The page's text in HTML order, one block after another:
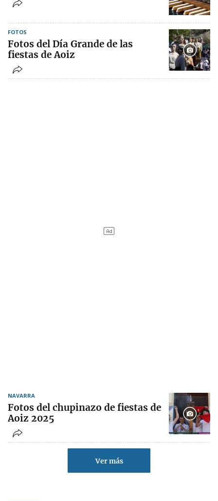
FOTOS
Fotos del Día Grande de las
fiestas de Aoiz
NAVARRA
Fotos del chupinazo de fiestas de
Aoiz 2025
Ver más